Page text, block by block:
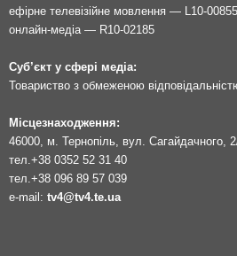
ефірне телевізійне мовлення — L10-
онлайн-медіа — R10-02185
Суб’єкт у сфері медіа:
Товариство з обмеженою
Місцезнаходження:
46000, м. Тернопіль, вул. Сагайдачного,
тел. +38 0352 52 31 40
тел. +38 096 89 57 039
e-mail: tv4@tv4.te.ua